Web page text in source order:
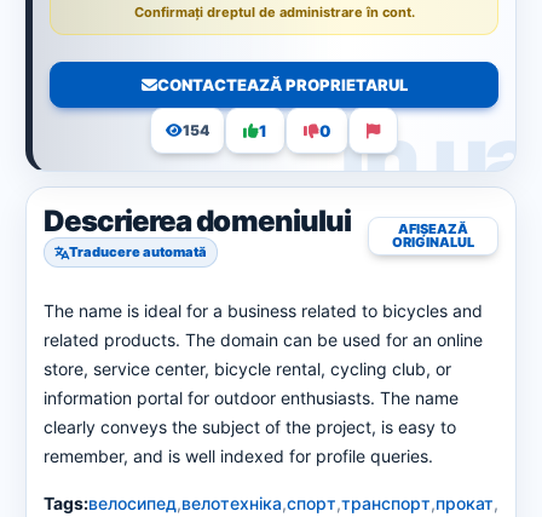
Confirmați dreptul de administrare în cont.
CONTACTEAZĂ PROPRIETARUL
154 1 0
Descrierea domeniului
Traducere automată
AFIȘEAZĂ
ORIGINALUL
The name is ideal for a business related to bicycles and
related products. The domain can be used for an online
store, service center, bicycle rental, cycling club, or
information portal for outdoor enthusiasts. The name
clearly conveys the subject of the project, is easy to
remember, and is well indexed for profile queries.
Tags:велосипед,велотехніка,спорт,транспорт,прокат,